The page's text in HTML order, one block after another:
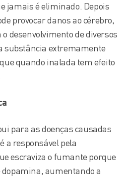
jamais é eliminado. Depois
provocar danos ao cérebro,
desenvolvimento de diversos
substância extremamente
quando inalada tem efeito
para as doenças causadas
a responsável pela
escraviza o fumante porque
aumentando a